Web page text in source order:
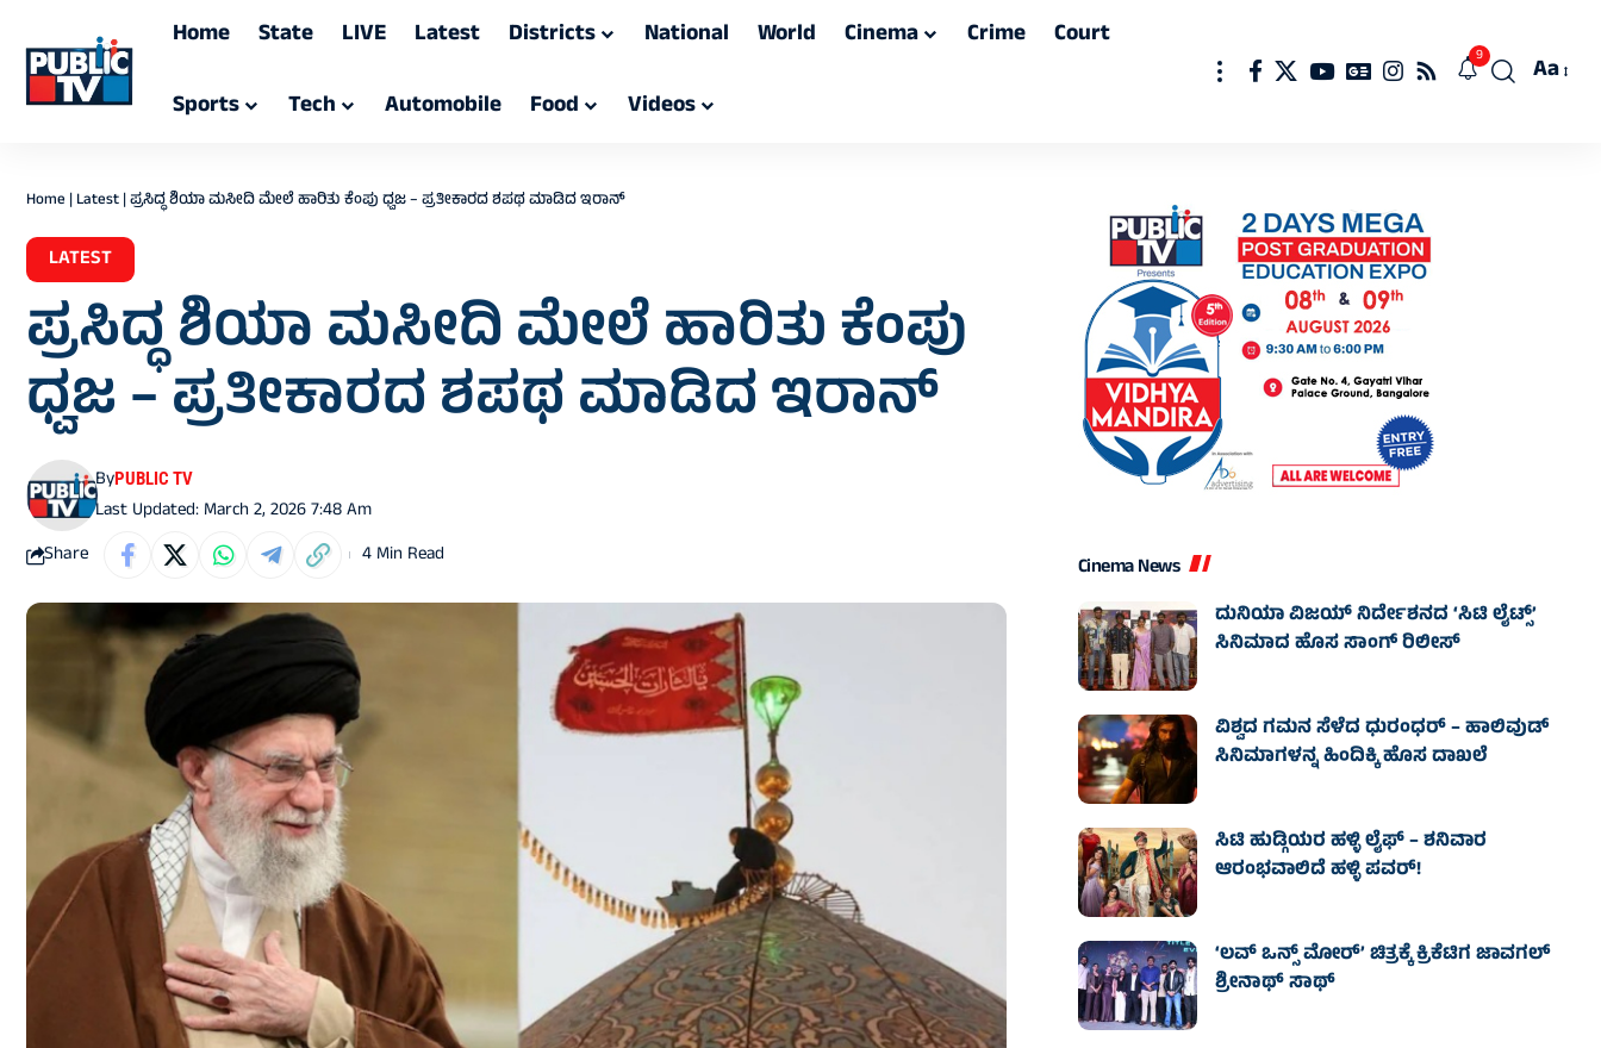
Home State LIVE Latest Districts National World Cinema Crime
Court
Sports
Tech Automobile Food Videos
9
Font
Aa
Home |Latest|ಪ್ರಸಿದ್ಧ ಶಿಯಾ ಮಸೀದಿ ಮೇಲೆ ಹಾರಿತು ಕೆಂಪು ಧ್ವಜ – ಪ್ರತೀಕಾರದ ಶಪಥ ಮಾಡಿದ ಇರಾನ್
LATEST
ಪ್ರಸಿದ್ಧ ಶಿಯಾ ಮಸೀದಿ ಮೇಲೆ ಹಾರಿತು ಕೆಂಪು
ಧ್ವಜ – ಪ್ರತೀಕಾರದ ಶಪಥ ಮಾಡಿದ ಇರಾನ್
Last Updated: March 2, 2026 7:48 Am
ByPUBLIC TV
Share 4 Min Read
Cinema News
ದುನಿಯಾ ವಿಜಯ್ ನಿರ್ದೇಶನದ ‘ಸಿಟಿ ಲೈಟ್ಸ್’
ಸಿನಿಮಾದ ಹೊಸ ಸಾಂಗ್ ರಿಲೀಸ್
ವಿಶ್ವದ ಗಮನ ಸೆಳೆದ ಧುರಂಧರ್ – ಹಾಲಿವುಡ್‌
ಸಿನಿಮಾಗಳನ್ನ ಹಿಂದಿಕ್ಕಿ ಹೊಸ ದಾಖಲೆ
ಸಿಟಿ ಹುಡ್ಗಿಯರ ಹಳ್ಳಿ ಲೈಫ್‌ – ಶನಿವಾರ
ಆರಂಭವಾಲಿದೆ ಹಳ್ಳಿ ಪವರ್‌!
‘ಲವ್ ಒನ್ಸ್ ಮೋರ್’ ಚಿತ್ರಕ್ಕೆ ಕ್ರಿಕೆಟಿಗ ಜಾವಗಲ್
ಶ್ರೀನಾಥ್ ಸಾಥ್